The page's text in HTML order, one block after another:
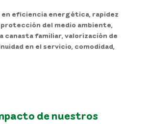
en eficiencia energética, rapidez
protección del medio ambiente,
canasta familiar, valorización de
en el servicio, comodidad,
de nuestros